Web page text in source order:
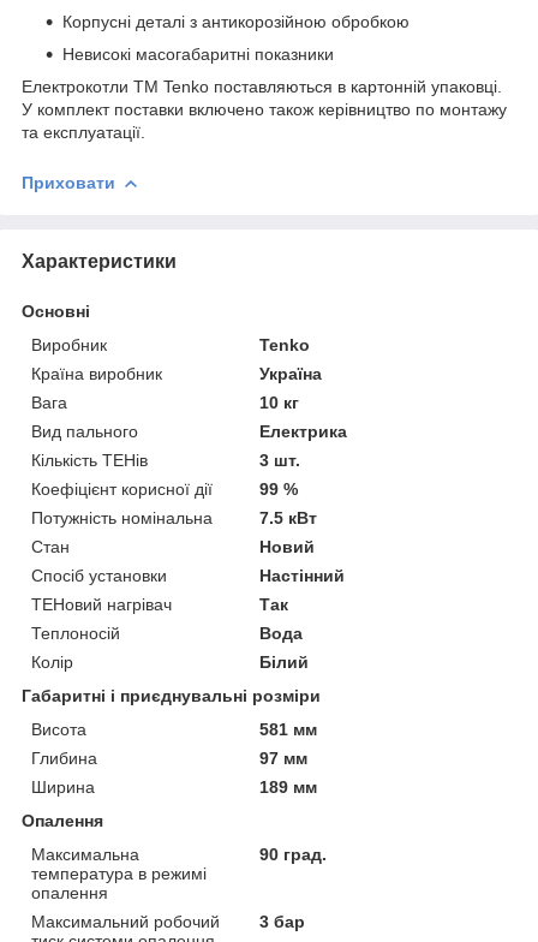
Корпусні деталі з антикорозійною обробкою
Невисокі масогабаритні показники
Електрокотли ТМ Tenko поставляються в картонній упаковці.
У комплект поставки включено також керівництво по монтажу
та експлуатації.
Приховати
Характеристики
Основні
Виробник
Tenko
Країна виробник
Україна
Вага
10 кг
Вид пального
Електрика
Кількість ТЕНів
3 шт.
Коефіцієнт корисної дії
99 %
Потужність номінальна
7.5 кВт
Стан
Новий
Спосіб установки
Настінний
ТЕНовий нагрівач
Так
Теплоносій
Вода
Колір
Білий
Габаритні і приєднувальні розміри
Висота
581 мм
Глибина
97 мм
Ширина
189 мм
Опалення
Максимальна
температура в режимі
опалення
90 град.
Максимальний робочий
3 бар